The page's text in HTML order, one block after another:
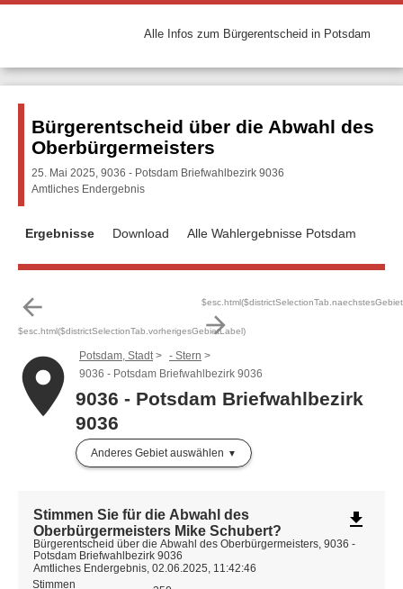
Alle Infos zum Bürgerentscheid in Potsdam
Bürgerentscheid über die Abwahl des
Oberbürgermeisters
25. Mai 2025, 9036 - Potsdam Briefwahlbezirk 9036
Amtliches Endergebnis
Ergebnisse Download Alle Wahlergebnisse Potsdam
arrow_back
$esc.html($districtSelectionTab.vorherigesGebietLabel)
arrow_forward
placePotsdam, Stadt
- Stern
9036 - Potsdam Briefwahlbezirk 9036
9036 - Potsdam Briefwahlbezirk
9036
Anderes Gebiet auswählen
Stimmen
Stimmen Sie für die Abwahl des
Oberbürgermeisters Mike Schubert?
Bürgerentscheid über die Abwahl des Oberbürgermeisters, 9036 -
Potsdam Briefwahlbezirk 9036
Amtliches Endergebnis, 02.06.2025, 11:42:46
file_download